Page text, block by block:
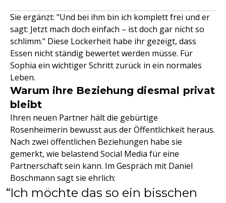
Sie ergänzt: "Und bei ihm bin ich komplett frei und er
sagt: Jetzt mach doch einfach – ist doch gar nicht so
schlimm." Diese Lockerheit habe ihr gezeigt, dass
Essen nicht ständig bewertet werden müsse. Für
Sophia ein wichtiger Schritt zurück in ein normales
Leben.
Warum ihre Beziehung diesmal privat
bleibt
Ihren neuen Partner hält die gebürtige
Rosenheimerin bewusst aus der Öffentlichkeit heraus.
Nach zwei öffentlichen Beziehungen habe sie
gemerkt, wie belastend Social Media für eine
Partnerschaft sein kann. Im Gespräch mit Daniel
Boschmann sagt sie ehrlich:
Ich möchte das so ein bisschen